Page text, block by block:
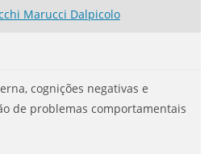
Marucci Dalpicolo
cognições negativas e
de problemas comportamentais